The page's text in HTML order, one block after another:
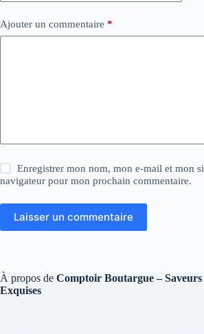
Ajouter un commentaire *
Enregistrer mon nom, mon e-mail et mon
navigateur pour mon prochain commentaire.
Laisser un commentaire
À propos de Comptoir Boutargue – Saveurs
Exquises